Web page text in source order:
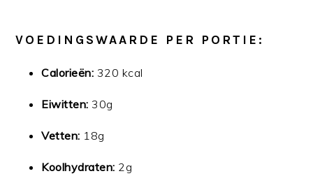
VOEDINGSWAARDE PER PORTIE:
Calorieën: 320 kcal
Eiwitten: 30g
Vetten: 18g
Koolhydraten: 2g